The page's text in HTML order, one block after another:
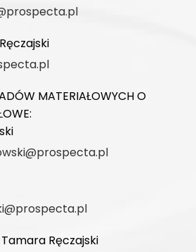
MATERIAŁOWYCH O
Tamara Ręczajski